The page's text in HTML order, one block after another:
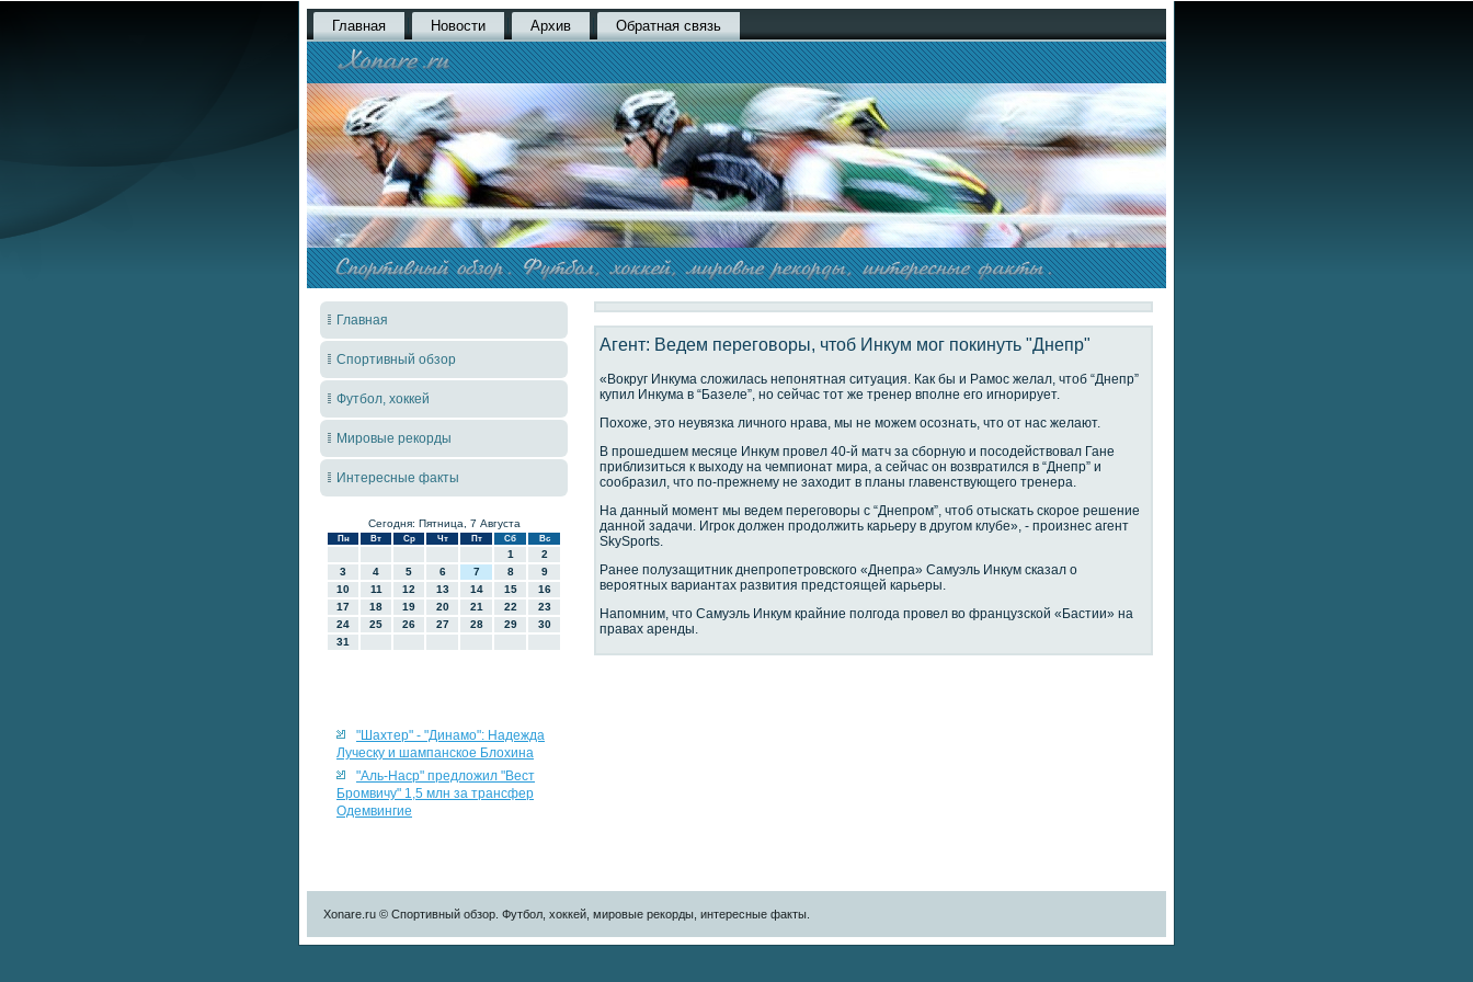
Главная Новости Архив Обратная связь
Главная
Спортивный обзор
Футбол, хоккей
Мировые рекорды
Интересные факты
Сегодня: Пятница, 7 Августа
Пн Вт Ср Чт Пт Сб Вс
1
2
3
4 5 6 7 8
9
10
11 12 13 14 15
16
17
18 19 20 21 22
23
24
25 26 27 28 29
30
31
"Шахтер" - "Динамо": Надежда
Луческу и шампанское Блохина
"Аль-Наср" предложил "Вест
Бромвичу" 1,5 млн за трансфер
Одемвингие
Агент: Ведем переговоры, чтоб Инкум мог покинуть "Днепр"
«Вокруг Инкума сложилась непонятная ситуация. Как бы и Рамос желал, чтоб “Днепр”
купил Инкума в “Базеле”, но сейчас тот же тренер вполне его игнорирует.
Похоже, это неувязка личного нрава, мы не можем осознать, что от нас желают.
В прошедшем месяце Инкум провел 40-й матч за сборную и посодействовал Гане
приблизиться к выходу на чемпионат мира, а сейчас он возвратился в “Днепр” и
сообразил, что по-прежнему не заходит в планы главенствующего тренера.
На данный момент мы ведем переговоры с “Днепром”, чтоб отыскать скорое решение
данной задачи. Игрок должен продолжить карьеру в другом клубе», - произнес агент
SkySports.
Ранее полузащитник днепропетровского «Днепра» Самуэль Инкум сказал о
вероятных вариантах развития предстоящей карьеры.
Напомним, что Самуэль Инкум крайние полгода провел во французской «Бастии» на
правах аренды.
Xonare.ru © Спортивный обзор. Футбол, хоккей, мировые рекорды, интересные факты.